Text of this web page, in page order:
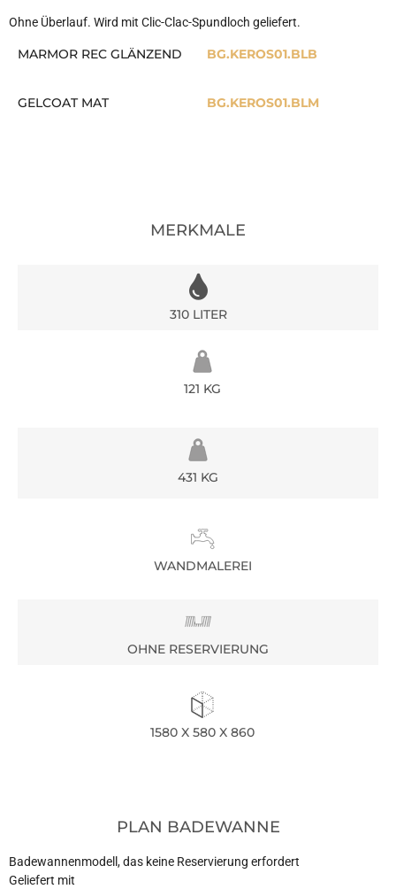
Ohne Überlauf. Wird mit Clic-Clac-Spundloch geliefert.
MARMOR REC GLÄNZEND BG.KEROS01.BLB
GELCOAT MAT BG.KEROS01.BLM
MERKMALE
310 LITER
121 KG
431 KG
WANDMALEREI
OHNE RESERVIERUNG
1580 X 580 X 860
PLAN BADEWANNE
Badewannenmodell, das keine Reservierung erfordert
Geliefert mit